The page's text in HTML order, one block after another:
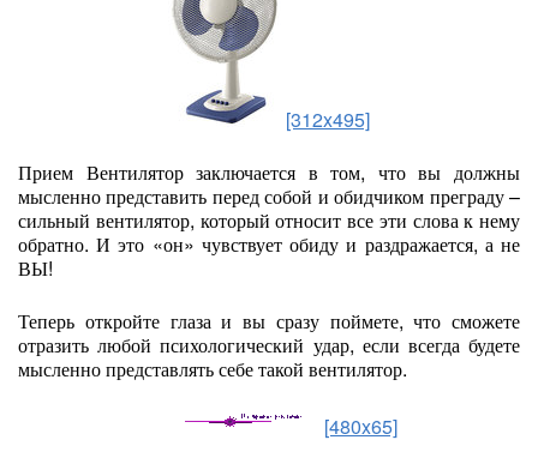
[312x495]
Прием Вентилятор заключается в том, что вы должны
мысленно представить перед собой и обидчиком преграду –
сильный вентилятор, который относит все эти слова к нему
обратно. И это «он» чувствует обиду и раздражается, а не
ВЫ!
Теперь откройте глаза и вы сразу поймете, что сможете
отразить любой психологический удар, если всегда будете
мысленно представлять себе такой вентилятор.
[480x65]